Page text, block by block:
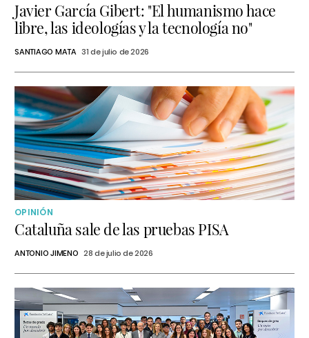
Javier García Gibert: "El humanismo hace
libre, las ideologías y la tecnología no"
SANTIAGO MATA 31 de julio de 2026
OPINIÓN
Cataluña sale de las pruebas PISA
ANTONIO JIMENO 28 de julio de 2026